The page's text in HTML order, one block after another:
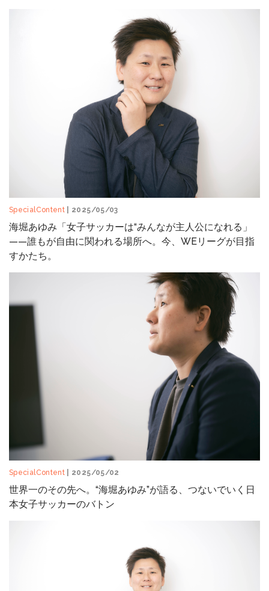
SpecialContent | 2025/05/03
海堀あゆみ「女子サッカーは“みんなが主人公になれる」
——誰もが自由に関われる場所へ。今、WEリーグが目指
すかたち。
SpecialContent | 2025/05/02
世界一のその先へ。“海堀あゆみ”が語る、つないでいく日
本女子サッカーのバトン